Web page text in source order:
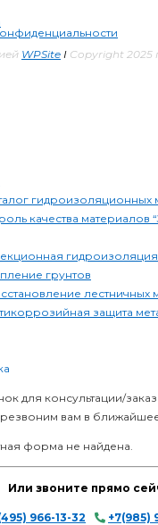
WPSite I Copyright 2025
гидроизоляционных
качества материалов
гидроизоляция
грунтов
лестничных
защита
для консультации/
вам в
форма не найдена.
Или звоните прямо
966-13-32 +7(985)